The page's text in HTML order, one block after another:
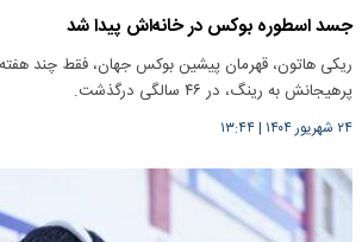
جسد اسطوره بوکس در خانه‌اش پیدا شد
ریکی هاتون، قهرمان پیشین بوکس جهان، فقط چند
پرهیجانش به رینگ، در ۴۶ سالگی درگذشت.
۲۴ شهریور ۱۴۰۴ |۱۳:۴۴